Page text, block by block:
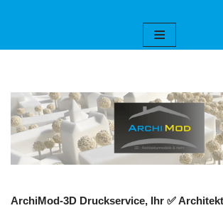
ArchiMod-3D Druckservice, Ihr ✅